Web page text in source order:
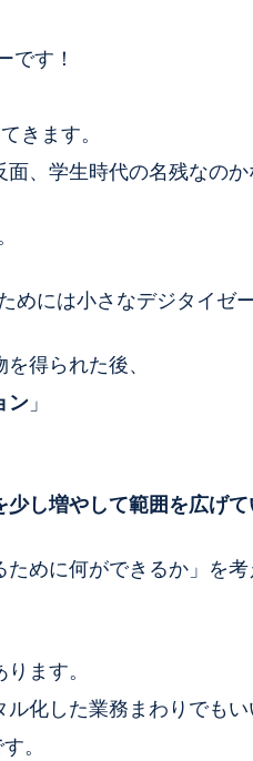
です！
きます。
、学生時代の名残なの
めには小さなデジタイゼ
得られた後、
ン 」
し増やして範囲を広げて
めに何ができるか」を考
ます。
化した業務まわりでもい
。